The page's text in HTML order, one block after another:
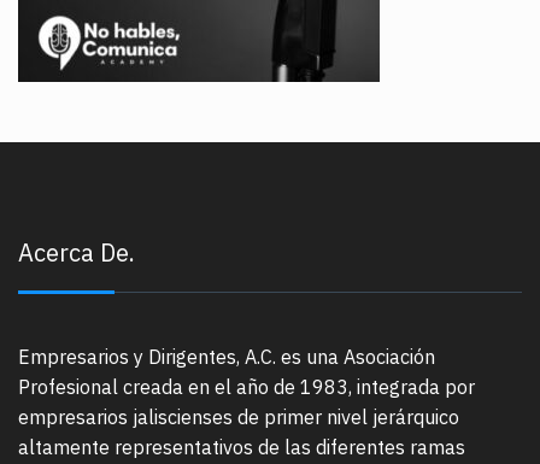
Acerca De.
Empresarios y Dirigentes, A.C. es una Asociación
Profesional creada en el año de 1983, integrada por
empresarios jaliscienses de primer nivel jerárquico
altamente representativos de las diferentes ramas